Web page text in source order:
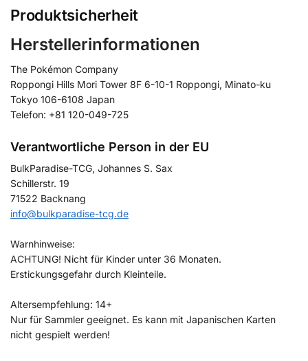
Produktsicherheit
Herstellerinformationen
The Pokémon Company
Roppongi Hills Mori Tower 8F 6-10-1 Roppongi, Minato-ku
Tokyo 106-6108 Japan
Telefon: +81 120-049-725
Verantwortliche Person in der EU
BulkParadise-TCG, Johannes S. Sax
Schillerstr. 19
71522 Backnang
info@bulkparadise-tcg.de
Warnhinweise:
ACHTUNG! Nicht für Kinder unter 36 Monaten.
Erstickungsgefahr durch Kleinteile.
Altersempfehlung: 14+
Nur für Sammler geeignet. Es kann mit Japanischen Karten
nicht gespielt werden!